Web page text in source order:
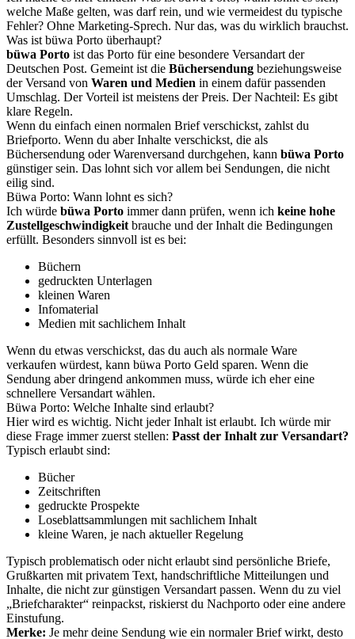
welche Maße gelten, was darf rein, und wie vermeidest du typische
Fehler? Ohne Marketing-Sprech. Nur das, was du wirklich brauchst.
Was ist büwa Porto überhaupt?
büwa Porto ist das Porto für eine besondere Versandart der
Deutschen Post. Gemeint ist die Büchersendung beziehungsweise
der Versand von Waren und Medien in einem dafür passenden
Umschlag. Der Vorteil ist meistens der Preis. Der Nachteil: Es gibt
klare Regeln.
Wenn du einfach einen normalen Brief verschickst, zahlst du
Briefporto. Wenn du aber Inhalte verschickst, die als
Büchersendung oder Warenversand durchgehen, kann büwa Porto
günstiger sein. Das lohnt sich vor allem bei Sendungen, die nicht
eilig sind.
Büwa Porto: Wann lohnt es sich?
Ich würde büwa Porto immer dann prüfen, wenn ich keine hohe
Zustellgeschwindigkeit brauche und der Inhalt die Bedingungen
erfüllt. Besonders sinnvoll ist es bei:
Büchern
gedruckten Unterlagen
kleinen Waren
Infomaterial
Medien mit sachlichem Inhalt
Wenn du etwas verschickst, das du auch als normale Ware
verkaufen würdest, kann büwa Porto Geld sparen. Wenn die
Sendung aber dringend ankommen muss, würde ich eher eine
schnellere Versandart wählen.
Büwa Porto: Welche Inhalte sind erlaubt?
Hier wird es wichtig. Nicht jeder Inhalt ist erlaubt. Ich würde mir
diese Frage immer zuerst stellen: Passt der Inhalt zur Versandart?
Typisch erlaubt sind:
Bücher
Zeitschriften
gedruckte Prospekte
Loseblattsammlungen mit sachlichem Inhalt
kleine Waren, je nach aktueller Regelung
Typisch problematisch oder nicht erlaubt sind persönliche Briefe,
Grußkarten mit privatem Text, handschriftliche Mitteilungen und
Inhalte, die nicht zur günstigen Versandart passen. Wenn du zu viel
„Briefcharakter“ reinpackst, riskierst du Nachporto oder eine andere
Einstufung.
Merke: Je mehr deine Sendung wie ein normaler Brief wirkt, desto